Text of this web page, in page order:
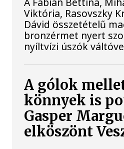
Viktória, Rasovszky
Dávid összetételű
bronzérmet nyert
nyíltvízi úszók
A gólok
könnyek is
Gasper
elköszönt